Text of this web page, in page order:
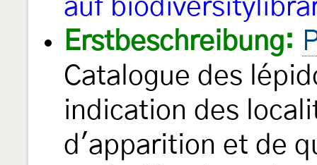
auf
Erstbeschreibung:
Catalogue des
indication des
d'apparition et de